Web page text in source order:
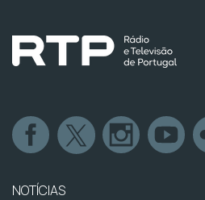
NOTÍCIAS